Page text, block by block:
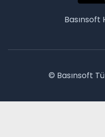
Basınsoft
© Basınsoft